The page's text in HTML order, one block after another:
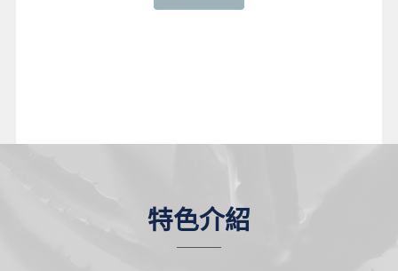
特色介紹